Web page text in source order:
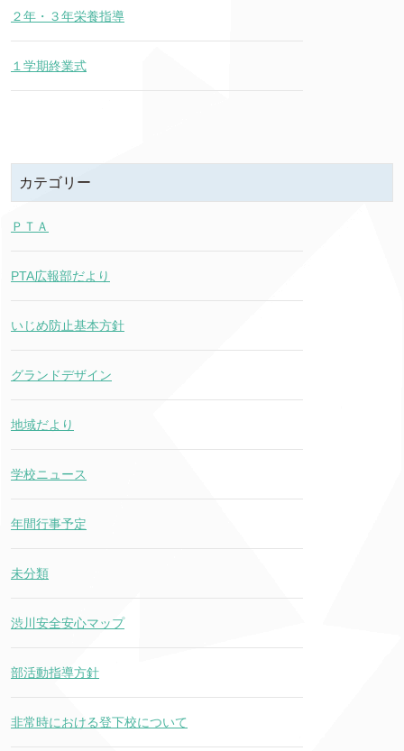
２年・３年栄養指導
１学期終業式
カテゴリー
ＰＴＡ
PTA広報部だより
いじめ防止基本方針
グランドデザイン
地域だより
学校ニュース
年間行事予定
未分類
渋川安全安心マップ
部活動指導方針
非常時における登下校について